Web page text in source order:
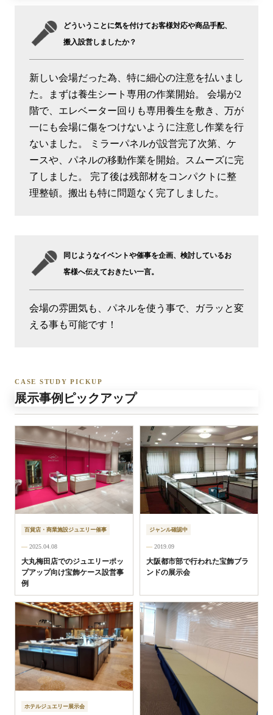
どういうことに気を付けてお客様対応や商品手配、
搬入設営しましたか？
新しい会場だった為、特に細心の注意を払いまし
た。まずは養生シート専用の作業開始。 会場が2
階で、エレベーター回りも専用養生を敷き、万が
一にも会場に傷をつけないように注意し作業を行
ないました。 ミラーパネルが設営完了次第、ケ
ースや、パネルの移動作業を開始。スムーズに完
了しました。 完了後は残部材をコンパクトに整
理整頓。搬出も特に問題なく完了しました。
同じようなイベントや催事を企画、検討しているお
客様へ伝えておきたい一言。
会場の雰囲気も、パネルを使う事で、ガラッと変
える事も可能です！
CASE STUDY PICKUP
展示事例ピックアップ
百貨店・商業施設ジュエリー催事
2025.04.08
大丸梅田店でのジュエリーポッ
プアップ向け宝飾ケース設営事
例
ジャンル確認中
2019.09
大阪都市部で行われた宝飾ブラ
ンドの展示会
ホテルジュエリー展示会